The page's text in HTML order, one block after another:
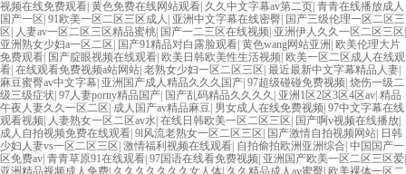
视频在线免费观看| 黄色免费在线网站观看| 久久中文字幕av第二页| 青青在线播放成人
国产一区| 91欧美一区二区三区成人 | 亚洲中文字幕在线密臀| 国产三级伦理一区二区三
区| 人妻av一区二区三区精品蜜桃| 国产一二三区在线视频| 亚洲伊人久久一区二区三区|
亚洲熟女少妇a一区二区| 国产91精品对白露脸观看| 黄色wang网站亚洲 | 欧美伦理大片
免费观看| 国产腚眼视频在线观看| 欧美日韩欧美性生活视频| 欧美一区二区成人在线观
看| 在线观看免费视频a站网站| 老熟女少妇一区二区三区| 最近最新中文字幕精品人妻|
麻豆蜜臀av中文字幕| 亚洲国产成人精品久久久国产| 97超级碰碰免费视频| 烧伤一级二
级三级症状| 97人妻porny精品国产| 国产乱码精品久久久久 | 亚洲1区2区3区4区av| 精品
午夜人妻久久一区二区| 成人国产av精品麻豆| 男女成人在线免费视频| 97中文字幕在线
观看视频| 人妻熟女一区二区av水| 在线日韩欧美一区二区三区| 国产啊v视频在线播放|
成人自拍视频免费在线观看| 9l风流老熟女一区二区三区| 国产激情自拍视频网站| 日韩
少妇人妻vs一区二区三区| 激情福利视频在线观看| 自拍偷拍欧洲亚洲综合| 中国国产一
区免费av| 青青草原91在线观看| 97国语在线看免费视频| 亚洲国产欧美一区二区三区爱|
亚洲精品视频成人免费| 久久久久久久久女人体| 久久精品成人av蜜臀| 欧美裸体一区二